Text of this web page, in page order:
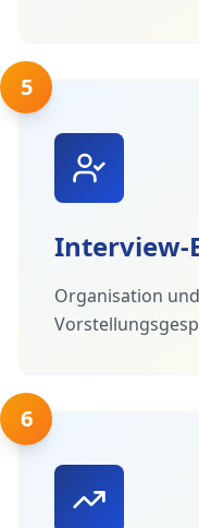
5
Interview-
Organisation
6